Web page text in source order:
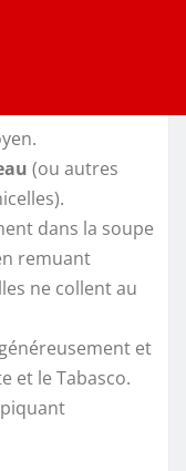
(ou autres
dans la soupe
remuant
ne collent au
et
et le Tabasco.